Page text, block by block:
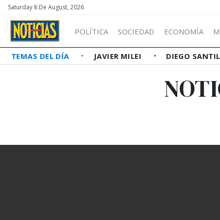
Saturday 8 De August, 2026
POLÍTICA SOCIEDAD ECONOMÍA
TEMAS DEL DÍA JAVIER MILEI DIEGO